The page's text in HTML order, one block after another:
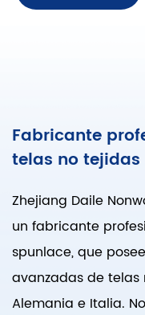
Fabricante
telas no tejidas
Zhejiang Daile
un fabricante
spunlace, que
avanzadas de
Alemania e Italia.